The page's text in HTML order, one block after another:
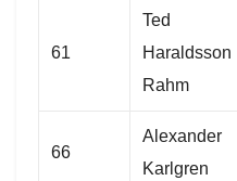
61
Ted
Haraldsson
Rahm
66
Alexander
Karlgren